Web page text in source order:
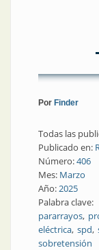
Por Finder
Todas las
Publicado en:
Número:406
Mes: Marzo
Año:2025
Palabra clave:
pararrayos
eléctrica spd
sobretensión